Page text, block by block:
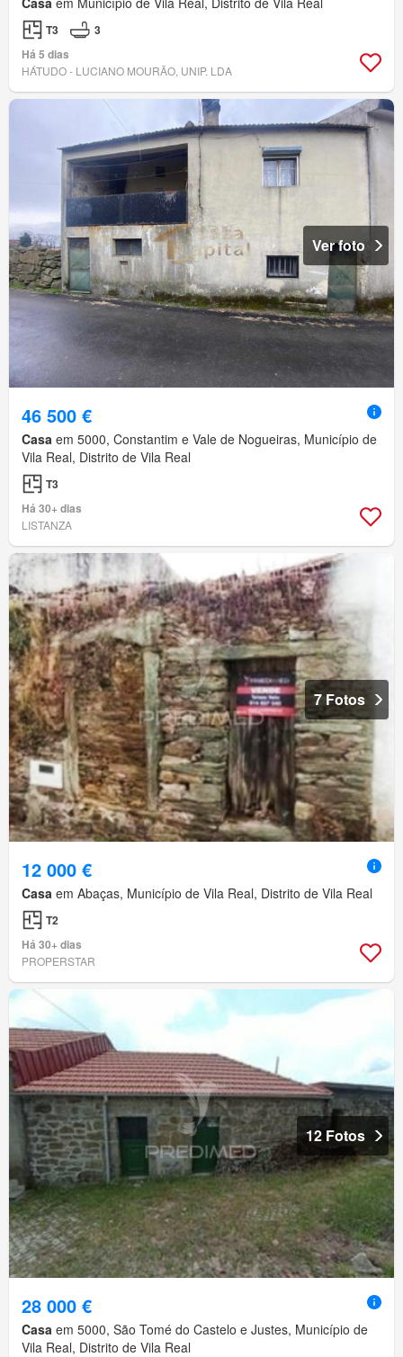
T3
3
Há 5 dias
HÁTUDO - LUCIANO MOURÃO, UNIP. LDA
Ver foto
46 500 €
Casa em 5000, Constantim e Vale de Nogueiras, Município de
Vila Real, Distrito de Vila Real
T3
Há 30+ dias
LISTANZA
7 Fotos
12 000 €
Casa em Abaças, Município de Vila Real, Distrito de Vila Real
T2
Há 30+ dias
PROPERSTAR
12 Fotos
28 000 €
Casa em 5000, São Tomé do Castelo e Justes, Município de
Vila Real, Distrito de Vila Real